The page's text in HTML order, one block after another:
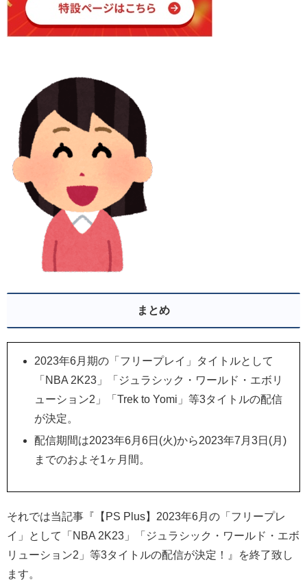
まとめ
2023年6月期の「フリープレイ」タイトルとして
「NBA 2K23」「ジュラシック・ワールド・エボリ
ューション2」「Trek to Yomi」等3タイトルの配信
が決定。
配信期間は2023年6月6日(火)から2023年7月3日(月)
までのおよそ1ヶ月間。
それでは当記事『【PS Plus】2023年6月の「フリープレ
イ」として「NBA 2K23」「ジュラシック・ワールド・エボ
リューション2」 等3タイトルの配信が決定！』を終了致し
ます。